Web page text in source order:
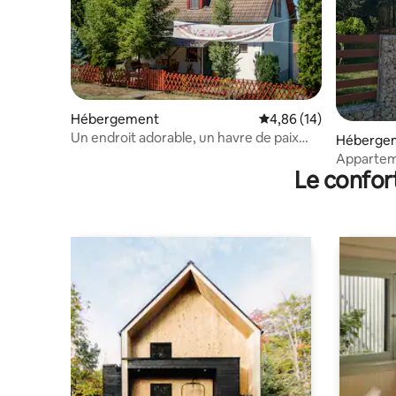
Hébergement Évaluation moyenne
4,86 (14)
Un endroit adorable, un havre de paix
Le